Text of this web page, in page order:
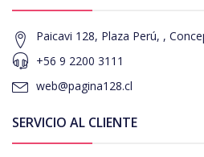
Paicavi 128, Plaza Perú, ,
+56 9 2200 3111
web@pagina128.cl
SERVICIO AL CLIENTE